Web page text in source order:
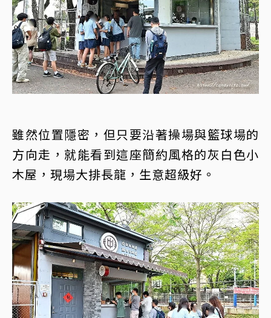
雖然位置隱密，但只要沿著操場與籃球場的
方向走，就能看到這座簡約風格的灰白色小
木屋，現場大排長龍，生意超級好。